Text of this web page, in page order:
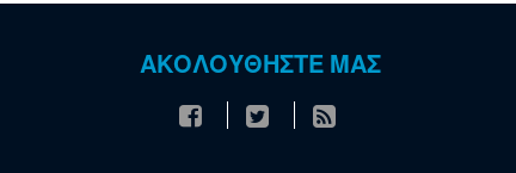
ΑΚΟΛΟΥΘΗΣΤΕ ΜΑΣ